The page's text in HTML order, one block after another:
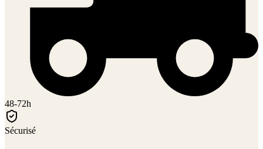
48-72h
Sécurisé